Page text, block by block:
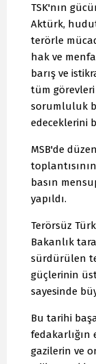
TSK'nın
Aktürk,
terörle
hak ve
barış ve
tüm görevleri
sorumluluk
edeceklerini
MSB'de
basın
yapıldı.
Terörsüz
Bakanlık
sürdürülen
güçlerinin
sayesinde
Bu tarihi
fedakarlığın
gazilerin ve